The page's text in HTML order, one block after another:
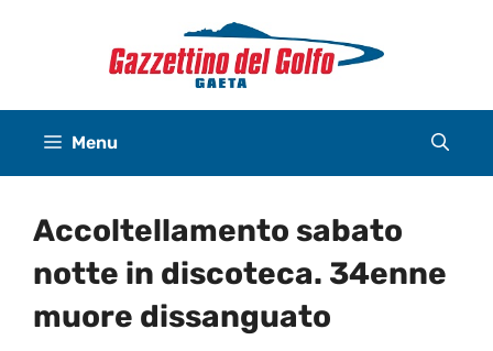
Menu
Accoltellamento sabato
notte in discoteca. 34enne
muore dissanguato